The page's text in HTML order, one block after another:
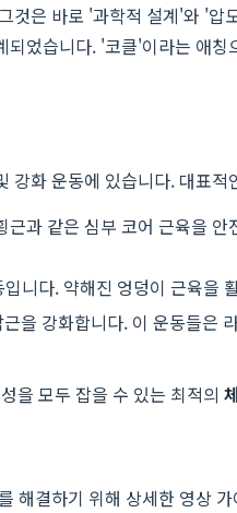
것은 바로 '과학적 설계'와 '
었습니다. '코클'이라는 애
화 운동에 있습니다. 대표
과 같은 심부 코어 근육을
니다. 약해진 엉덩이 근육
을 강화합니다. 이 운동들은
을 모두 잡을 수 있는 최적의
해결하기 위해 상세한 영상